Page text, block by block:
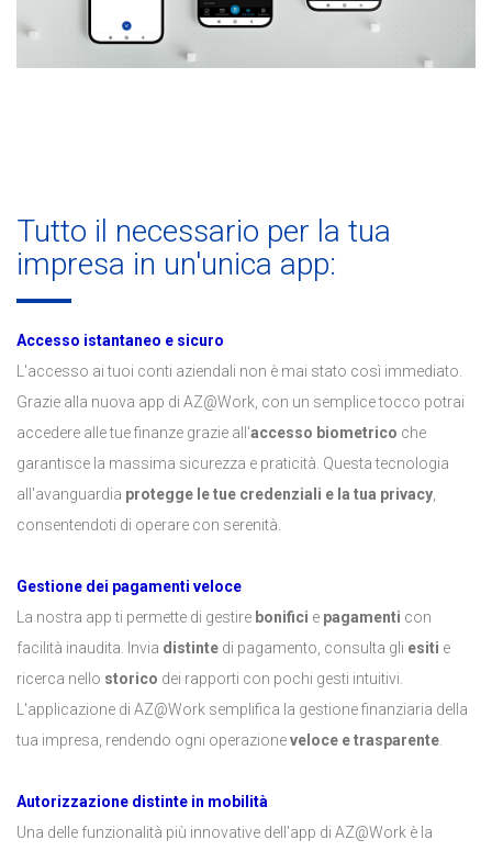
Tutto il necessario per la tua
impresa in un'unica app:
Accesso istantaneo e sicuro
L'accesso ai tuoi conti aziendali non è mai stato così immediato.
Grazie alla nuova app di AZ@Work, con un semplice tocco potrai
accedere alle tue finanze grazie all'accesso biometrico che
garantisce la massima sicurezza e praticità. Questa tecnologia
all'avanguardia protegge le tue credenziali e la tua privacy
consentendoti di operare con serenità.
Gestione dei pagamenti veloce
La nostra app ti permette di gestire bonifici e pagamenti con
facilità inaudita. Invia distinte di pagamento, consulta gli esiti e
ricerca nello storico dei rapporti con pochi gesti intuitivi.
L'applicazione di AZ@Work semplifica la gestione finanziaria della
tua impresa, rendendo ogni operazioneveloce e trasparente
Autorizzazione distinte in mobilità
Una delle funzionalità più innovative dell'app di AZ@Work è la